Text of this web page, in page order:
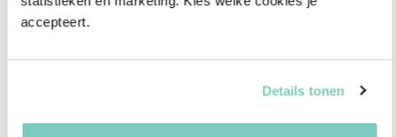
accepteert.
Details tonen
de plattegrond, niet bij de meubels. Wie de looproutes
en zones eerst vastlegt, maakt daarna veel zuiverdere